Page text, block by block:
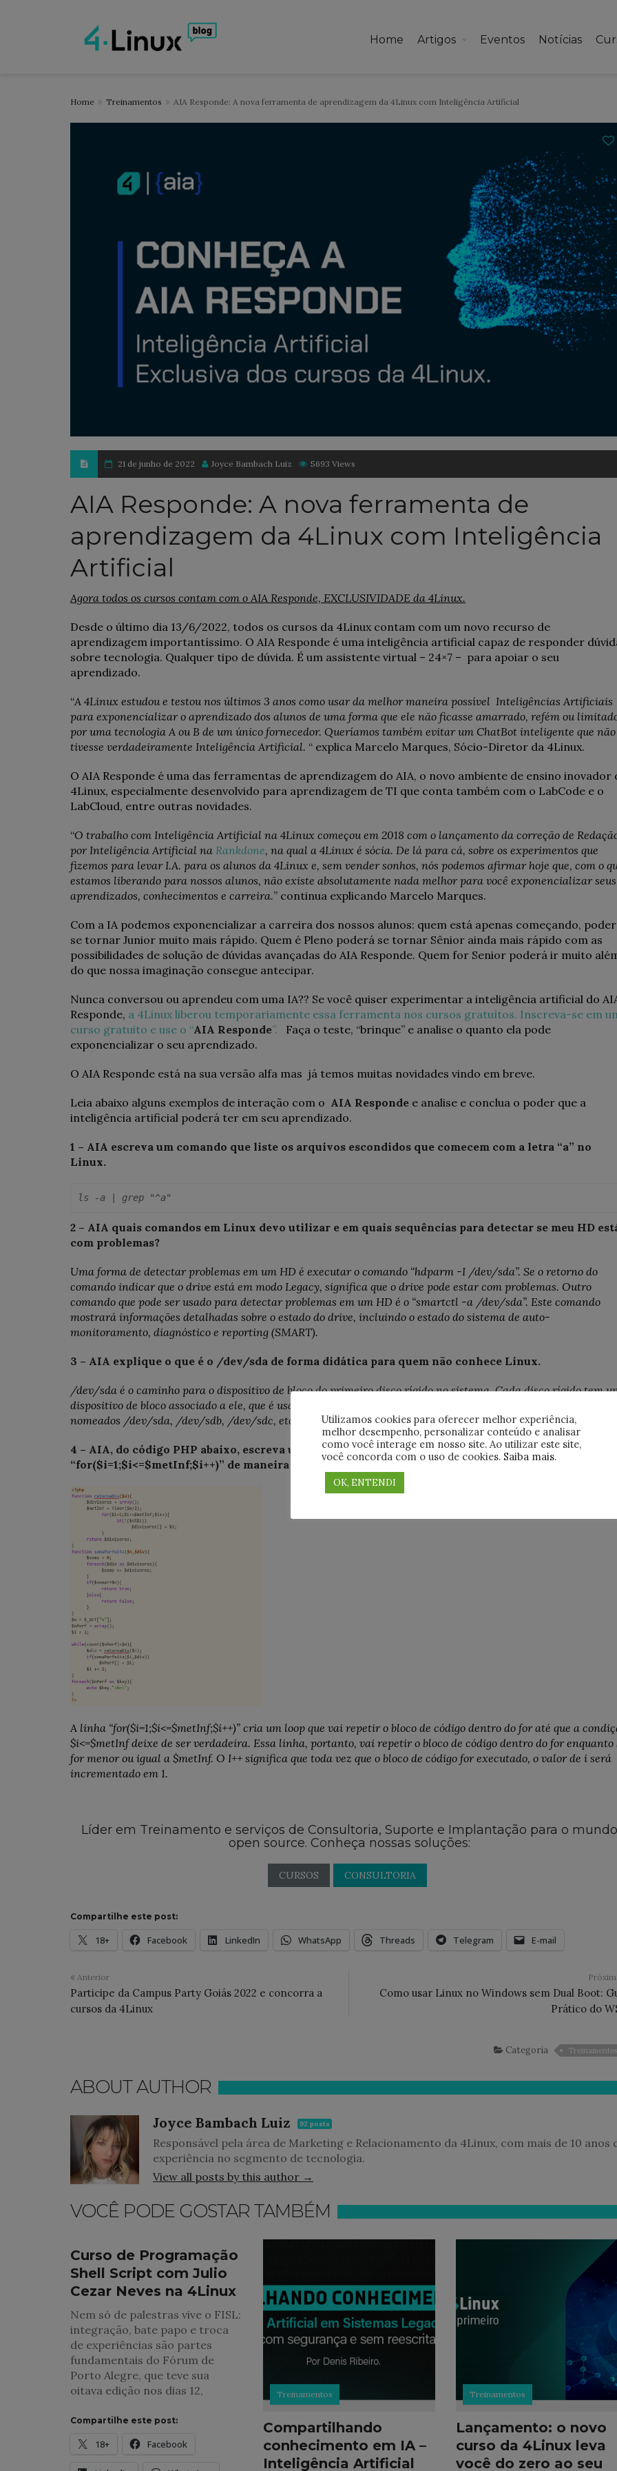
Home Artigos Eventos Notícias
Home Treinamentos AIA Responde: A nova ferramenta de aprendizagem da 4Linux com Inteligência Artificial
21 de junho de 2022 Joyce Bambach Luiz 5693 Views
AIA Responde: A nova ferramenta de
aprendizagem da 4Linux com Inteligência
Artificial
Agora todos os cursos contam com o AIA Responde, EXCLUSIVIDADE da 4Linux.
Desde o último dia 13/6/2022, todos os cursos da 4Linux contam com um novo recurso de
aprendizagem importantíssimo. O AIA Responde é uma inteligência artificial capaz de responder
sobre tecnologia. Qualquer tipo de dúvida. É um assistente virtual – 24×7 – para apoiar o seu
aprendizado.
“A 4Linux estudou e testou nos últimos 3 anos como usar da melhor maneira possível Inteligências Artificiais
para exponencializar o aprendizado dos alunos de uma forma que ele não ficasse amarrado, refém ou
por uma tecnologia A ou B de um único fornecedor. Queríamos também evitar um ChatBot inteligente que não
tivesse verdadeiramente Inteligência Artificial. “ explica Marcelo Marques, Sócio-Diretor da 4Linux.
O AIA Responde é uma das ferramentas de aprendizagem do AIA, o novo ambiente de ensino inovador
4Linux, especialmente desenvolvido para aprendizagem de TI que conta também com o LabCode e o
LabCloud, entre outras novidades.
“O trabalho com Inteligência Artificial na 4Linux começou em 2018 com o lançamento da correção de
por Inteligência Artificial na Rankdone, na qual a 4Linux é sócia. De lá para cá, sobre os experimentos que
fizemos para levar I.A. para os alunos da 4Linux e, sem vender sonhos, nós podemos afirmar hoje que, com o
estamos liberando para nossos alunos, não existe absolutamente nada melhor para você exponencializar seus
aprendizados, conhecimentos e carreira.” continua explicando Marcelo Marques.
Com a IA podemos exponencializar a carreira dos nossos alunos: quem está apenas começando,
se tornar Junior muito mais rápido. Quem é Pleno poderá se tornar Sênior ainda mais rápido com as
possibilidades de solução de dúvidas avançadas do AIA Responde. Quem for Senior poderá ir muito
do que nossa imaginação consegue antecipar.
Nunca conversou ou aprendeu com uma IA?? Se você quiser experimentar a inteligência artificial do
Responde, a 4Linux liberou temporariamente essa ferramenta nos cursos gratuítos. Inscreva-se em
curso gratuito e use o “AIA Responde”. Faça o teste, “brinque” e analise o quanto ela pode
exponencializar o seu aprendizado.
O AIA Responde está na sua versão alfa mas já temos muitas novidades vindo em breve.
Leia abaixo alguns exemplos de interação com o AIA Responde e analise e conclua o poder que a
inteligência artificial poderá ter em seu aprendizado.
1 – AIA escreva um comando que liste os arquivos escondidos que comecem com a letra “a” no
Linux.
ls -a | grep "^a"
2 – AIA quais comandos em Linux devo utilizar e em quais sequências para detectar se meu HD
com problemas?
Uma forma de detectar problemas em um HD é executar o comando “hdparm -I /dev/sda”. Se o retorno do
comando indicar que o drive está em modo Legacy, significa que o drive pode estar com problemas. Outro
comando que pode ser usado para detectar problemas em um HD é o “smartctl -a /dev/sda”. Este comando
mostrará informações detalhadas sobre o estado do drive, incluindo o estado do sistema de auto-
monitoramento, diagnóstico e reporting (SMART).
3 – AIA explique o que é o /dev/sda de forma didática para quem não conhece Linux.
/dev/sda é o caminho para o dispositivo de bloco do primeiro disco rígido no sistema. Cada disco rígido tem
dispositivo de bloco associado a ele, que é usado para acessar o disco. Os dispositivos de bloco são
nomeados /dev/sda, /dev/sdb, /dev/sdc, etc.
4 – AIA, do código PHP abaixo, escreva uma explicação do que faz a linha
“for($i=1;$i<=$metInf;$i++)” de maneira didática para quem não conhece PHP.
A linha “for($i=1;$i<=$metInf;$i++)” cria um loop que vai repetir o bloco de código dentro do for até que a
$i<=$metInf deixe de ser verdadeira. Essa linha, portanto, vai repetir o bloco de código dentro do for enquanto
for menor ou igual a $metInf. O I++ significa que toda vez que o bloco de código for executado, o valor de i será
incrementado em 1.
Líder em Treinamento e serviços de Consultoria, Suporte e Implantação para o mundo
open source. Conheça nossas soluções:
CURSOS CONSULTORIA
Compartilhe este post:
18+ Facebook LinkedIn WhatsApp Threads Telegram E-mail
Anterior
Participe da Campus Party Goiás 2022 e concorra a
cursos da 4Linux
Como usar Linux no Windows sem Dual Boot:
Prático do
Categoria
ABOUT AUTHOR
Joyce Bambach Luiz 92 posts
Responsável pela área de Marketing e Relacionamento da 4Linux, com mais de 10 anos
experiência no segmento de tecnologia.
View all posts by this author →
VOCÊ PODE GOSTAR TAMBÉM
Curso de Programação
Shell Script com Julio
Cezar Neves na 4Linux
Nem só de palestras vive o FISL:
integração, bate papo e troca
de experiências são partes
fundamentais do Fórum de
Porto Alegre, que teve sua
oitava edição nos dias 12,
Compartilhe este post:
18+ Facebook
Treinamentos
Compartilhando
conhecimento em IA –
Inteligência Artificial
Treinamentos
Lançamento: o novo
curso da 4Linux leva
você do zero ao seu
Utilizamos cookies para oferecer melhor experiência,
melhor desempenho, personalizar conteúdo e analisar
como você interage em nosso site. Ao utilizar este site,
você concorda com o uso de cookies. Saiba mais.
OK, ENTENDI